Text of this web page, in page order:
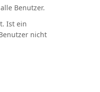
Benutzer.
Ist ein
nicht